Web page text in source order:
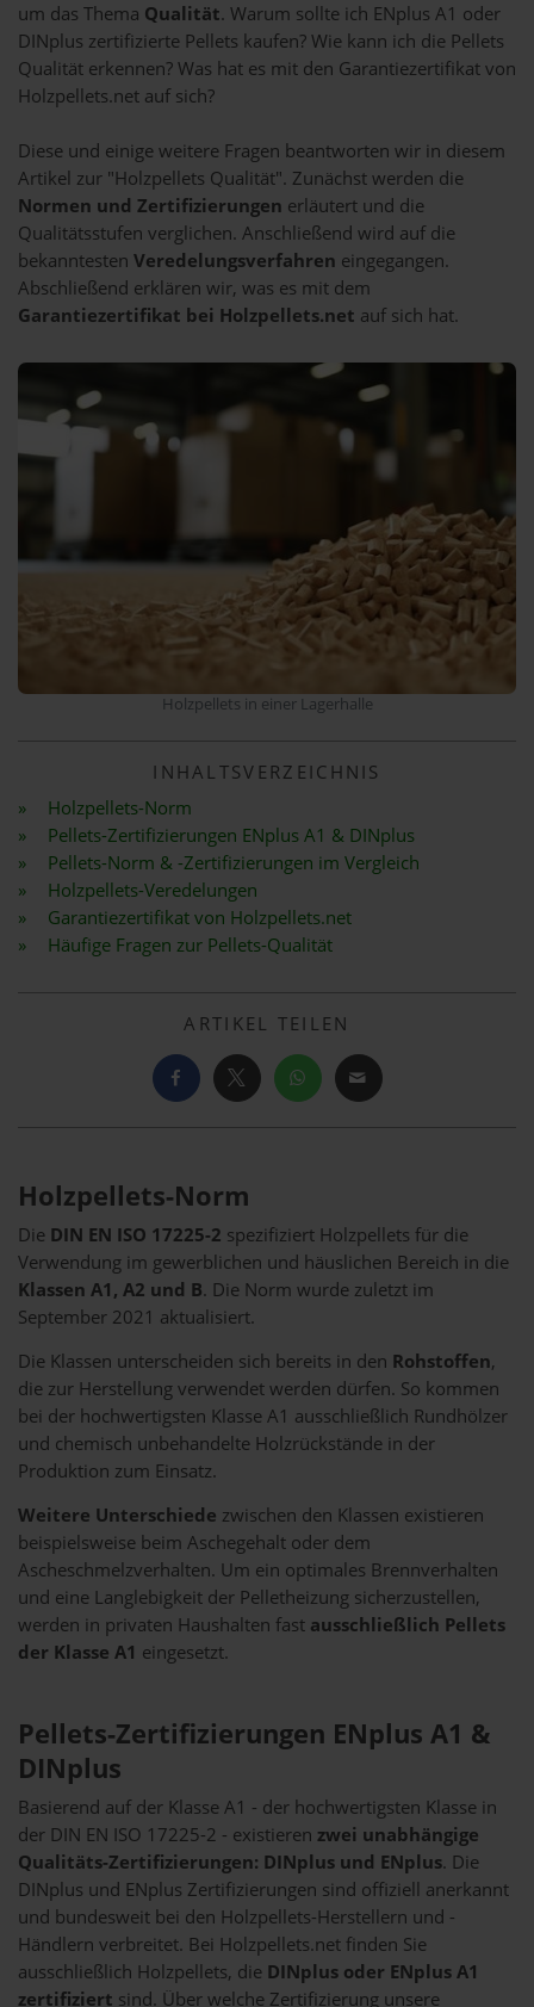
um das Thema Qualität. Warum sollte ich ENplus A1 oder
DINplus zertifizierte Pellets kaufen? Wie kann ich die Pellets
Qualität erkennen? Was hat es mit den Garantiezertifikat von
Holzpellets.net auf sich?
Diese und einige weitere Fragen beantworten wir in diesem
Artikel zur "Holzpellets Qualität". Zunächst werden die
Normen und Zertifizierungen erläutert und die
Qualitätsstufen verglichen. Anschließend wird auf die
bekanntesten Veredelungsverfahren eingegangen.
Abschließend erklären wir, was es mit dem
Garantiezertifikat bei Holzpellets.net auf sich hat.
Holzpellets in einer Lagerhalle
INHALTSVERZEICHNIS
Holzpellets-Norm
Pellets-Zertifizierungen ENplus A1 & DINplus
Pellets-Norm & -Zertifizierungen im Vergleich
Holzpellets-Veredelungen
Garantiezertifikat von Holzpellets.net
Häufige Fragen zur Pellets-Qualität
ARTIKEL TEILEN
Holzpellets-Norm
Die DIN EN ISO 17225-2 spezifiziert Holzpellets für die
Verwendung im gewerblichen und häuslichen Bereich in die
Klassen A1, A2 und B. Die Norm wurde zuletzt im
September 2021 aktualisiert.
Die Klassen unterscheiden sich bereits in den Rohstoffen,
die zur Herstellung verwendet werden dürfen. So kommen
bei der hochwertigsten Klasse A1 ausschließlich Rundhölzer
und chemisch unbehandelte Holzrückstände in der
Produktion zum Einsatz.
Weitere Unterschiede zwischen den Klassen existieren
beispielsweise beim Aschegehalt oder dem
Ascheschmelzverhalten. Um ein optimales Brennverhalten
und eine Langlebigkeit der Pelletheizung sicherzustellen,
werden in privaten Haushalten fast ausschließlich Pellets
der Klasse A1 eingesetzt.
Pellets-Zertifizierungen ENplus A1 &
DINplus
Basierend auf der Klasse A1 - der hochwertigsten Klasse in
der DIN EN ISO 17225-2 - existieren zwei unabhängige
Qualitäts-Zertifizierungen: DINplus und ENplus. Die
DINplus und ENplus Zertifizierungen sind offiziell anerkannt
und bundesweit bei den Holzpellets-Herstellern und -
Händlern verbreitet. Bei Holzpellets.net finden Sie
ausschließlich Holzpellets, die DINplus oder ENplus A1
zertifiziert sind. Über welche Zertifizierung unsere